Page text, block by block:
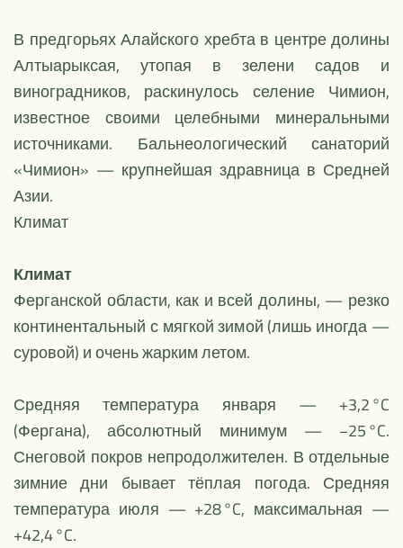
В предгорьях Алайского хребта в центре долины
Алтыарыксая, утопая в зелени садов и
виноградников, раскинулось селение Чимион,
известное своими целебными минеральными
источниками. Бальнеологический санаторий
«Чимион» — крупнейшая здравница в Средней
Азии.
Климат
Климат
Ферганской области, как и всей долины, — резко
континентальный с мягкой зимой (лишь иногда —
суровой) и очень жарким летом.
Средняя температура января — +3,2 °C
(Фергана), абсолютный минимум — −25 °C.
Снеговой покров непродолжителен. В отдельные
зимние дни бывает тёплая погода. Средняя
температура июля — +28 °C, максимальная —
+42,4 °C.